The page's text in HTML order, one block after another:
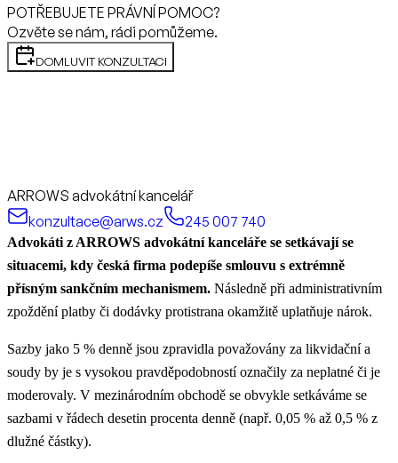
POTŘEBUJETE PRÁVNÍ POMOC?
Ozvěte se nám, rádi pomůžeme.
DOMLUVIT KONZULTACI
ARROWS advokátní kancelář
konzultace@arws.cz
245 007 740
Advokáti z ARROWS advokátní kanceláře se setkávají se
situacemi, kdy česká firma podepíše smlouvu s extrémně
přísným sankčním mechanismem. Následně při administrativním
zpoždění platby či dodávky protistrana okamžitě uplatňuje nárok.
Sazby jako 5 % denně jsou zpravidla považovány za likvidační a
soudy by je s vysokou pravděpodobností označily za neplatné či je
moderovaly. V mezinárodním obchodě se obvykle setkáváme se
sazbami v řádech desetin procenta denně (např. 0,05 % až 0,5 % z
dlužné částky).